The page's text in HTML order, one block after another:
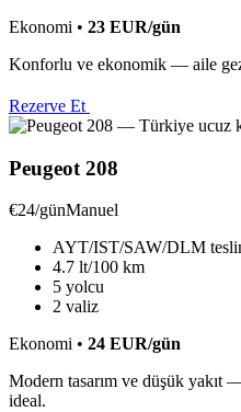
Ekonomi • 23 EUR/gün
Konforlu ve ekonomik — aile
Rezerve Et
Peugeot 208
€24/günManuel
AYT/IST/SAW/DLM
4.7 lt/100 km
5 yolcu
2 valiz
Ekonomi • 24 EUR/gün
Modern tasarım ve düşük yakıt
ideal.